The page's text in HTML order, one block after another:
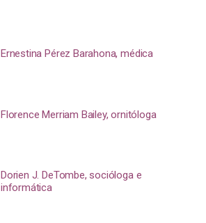
Ernestina Pérez Barahona, médica
Florence Merriam Bailey, ornitóloga
Dorien J. DeTombe, socióloga e
informática